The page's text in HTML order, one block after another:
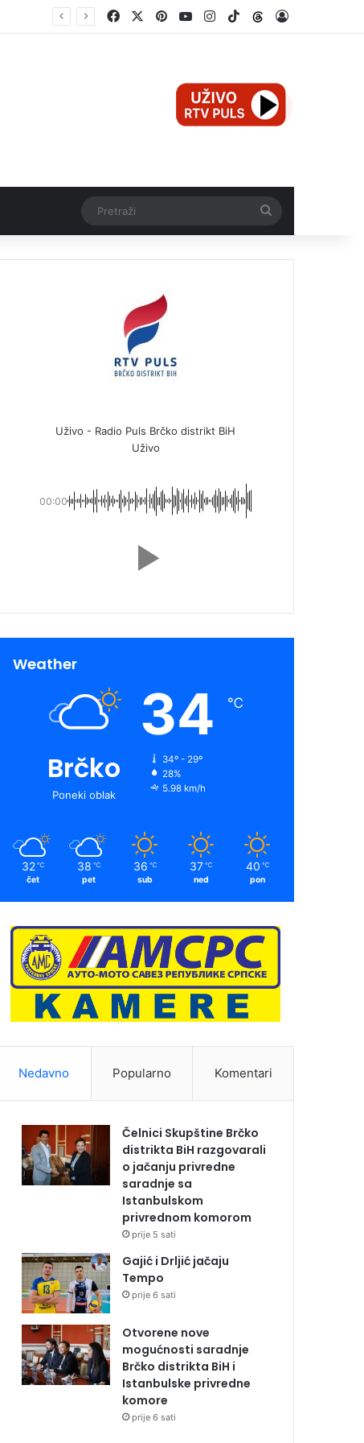
FacebookPinterestYouTubeInstagram
TikTokThreads
Uživo - Radio Puls Brčko distrikt BiH
Uživo
00:00
Weather
Brčko
Poneki oblak
34 ℃
34º - 29º
28%
5.98 km/h
32 ℃
čet
38 ℃
pet
36 ℃
sub
37 ℃
ned
40 ℃
pon
Nedavno Popularno Komentari
Čelnici Skupštine Brčko
distrikta BiH razgovarali
o jačanju privredne
saradnje sa
Istanbulskom
privrednom komorom
prije 5 sati
Gajić i Drljić jačaju
Tempo
prije 6 sati
Otvorene nove
mogućnosti saradnje
Brčko distrikta BiH i
Istanbulske privredne
komore
prije 6 sati